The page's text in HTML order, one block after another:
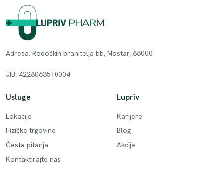
Adresa. Rodočkih branitelja bb, Mostar, 88000
JIB: 4228063510004
Usluge
Lokacije
Fizičke trgovine
Česta pitanja
Kontaktirajte nas
Lupriv
Karijere
Blog
Akcije